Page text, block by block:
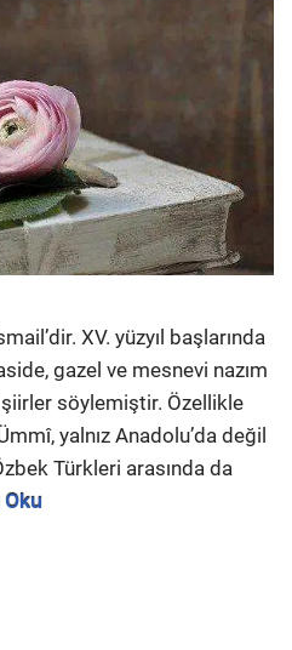
XV. yüzyıl başlarında
gazel ve mesnevi nazım
söylemiştir. Özellikle
yalnız Anadolu’da değil
Türkleri arasında da
Oku